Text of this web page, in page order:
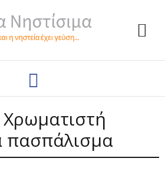
Χρωματιστή
πασπάλισμα